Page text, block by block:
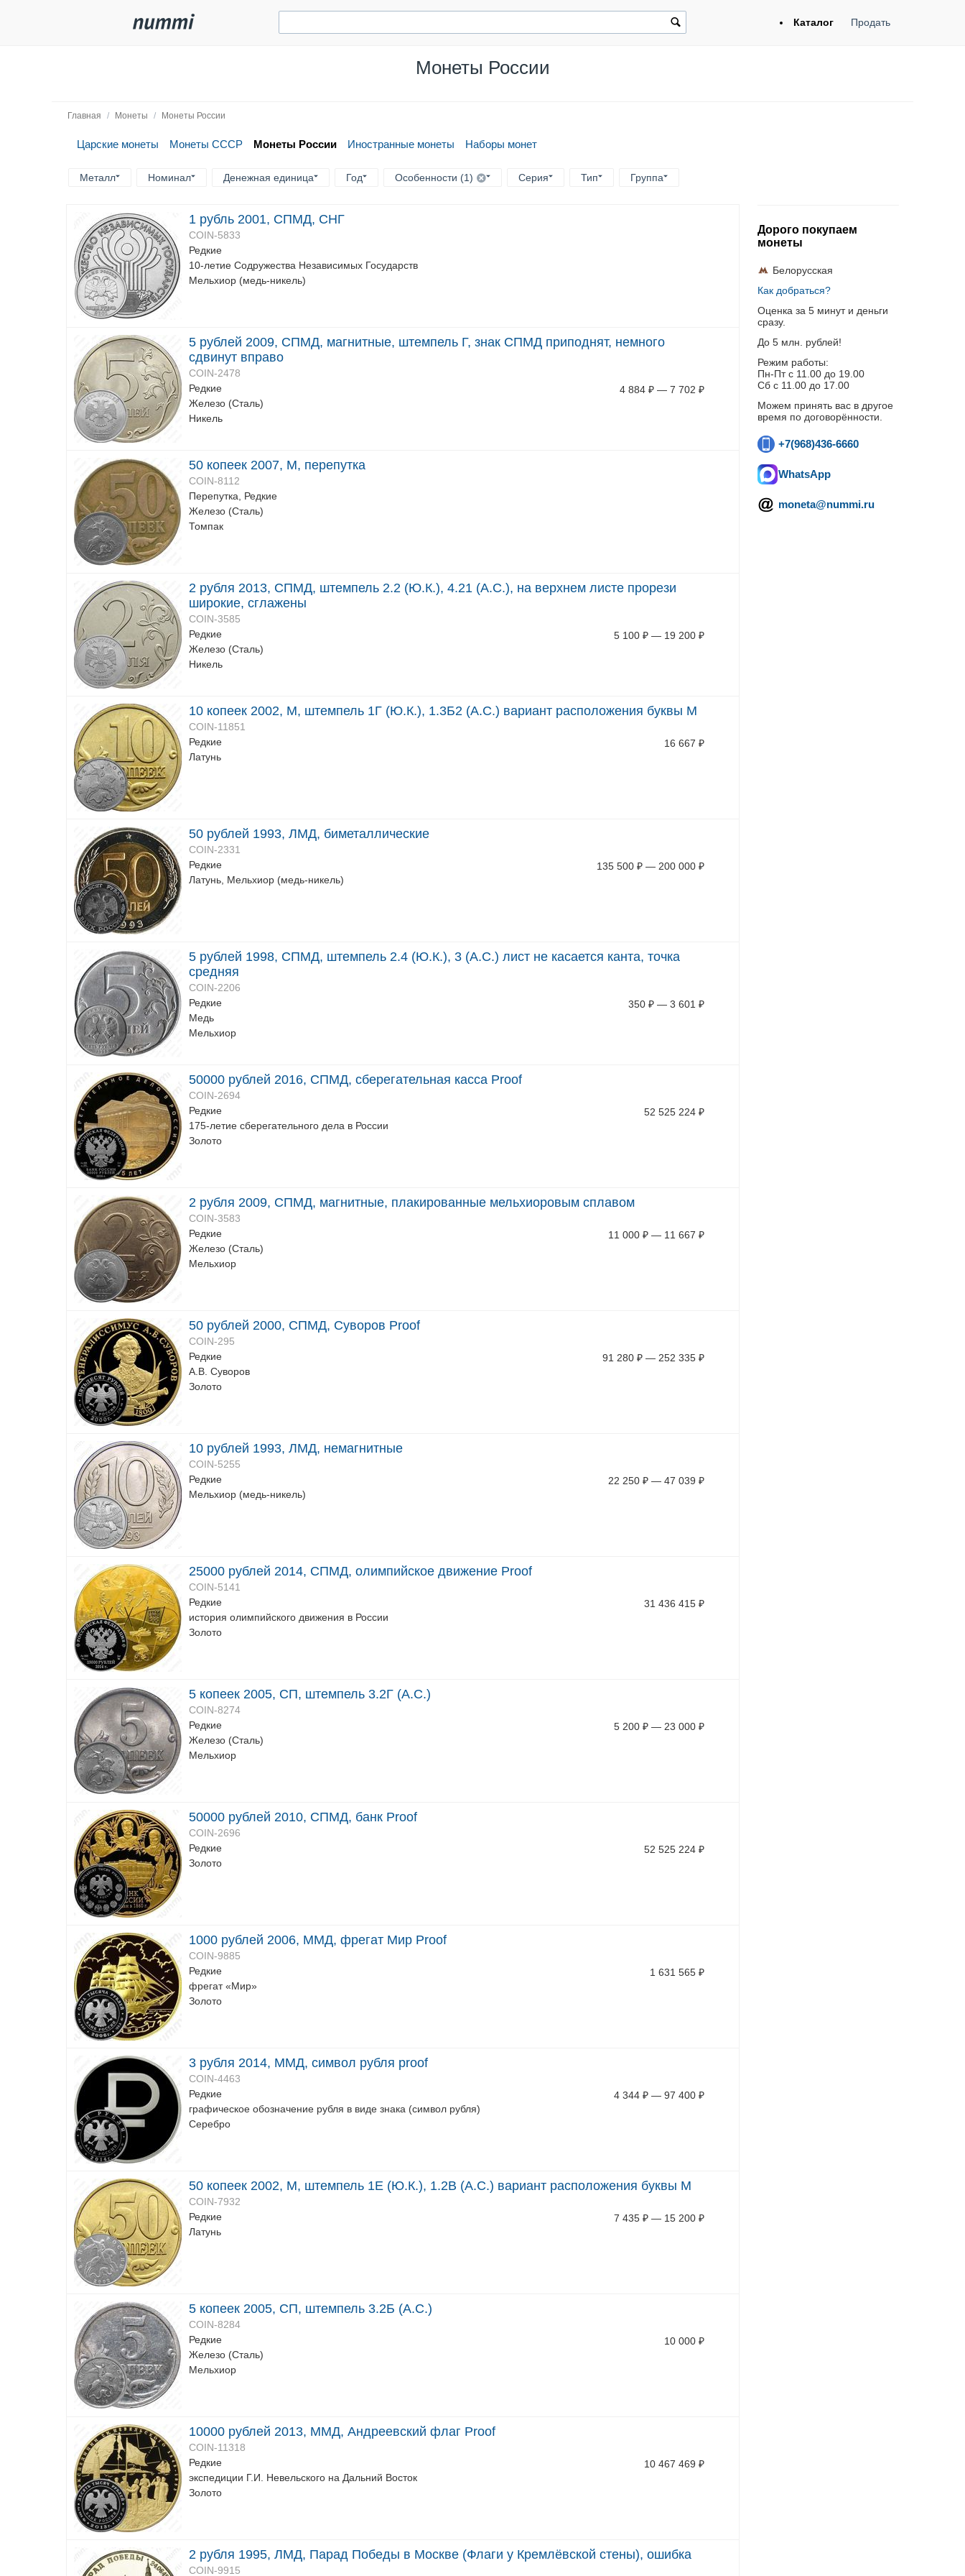
Каталог Продать
Монеты России
Главная / Монеты / Монеты России
Царские монеты Монеты СССР Монеты России Иностранные монеты Наборы монет
Металл Номинал Денежная единица Год Особенности (1) Серия Тип Группа
1 рубль 2001, СПМД, СНГ
COIN-5833
Редкие
10-летие Содружества Независимых Государств
Мельхиор (медь-никель)
5 рублей 2009, СПМД, магнитные, штемпель Г, знак СПМД приподнят, немного
сдвинут вправо
COIN-2478
Редкие
Железо (Сталь)
Никель
4 884 ₽ — 7 702 ₽
50 копеек 2007, М, перепутка
COIN-8112
Перепутка, Редкие
Железо (Сталь)
Томпак
2 рубля 2013, СПМД, штемпель 2.2 (Ю.К.), 4.21 (А.С.), на верхнем листе прорези
широкие, сглажены
COIN-3585
Редкие
Железо (Сталь)
Никель
5 100 ₽ — 19 200 ₽
10 копеек 2002, М, штемпель 1Г (Ю.К.), 1.3Б2 (А.С.) вариант расположения буквы М
COIN-11851
Редкие
Латунь
16 667 ₽
50 рублей 1993, ЛМД, биметаллические
COIN-2331
Редкие
Латунь, Мельхиор (медь-никель)
135 500 ₽ — 200 000 ₽
5 рублей 1998, СПМД, штемпель 2.4 (Ю.К.), 3 (А.С.) лист не касается канта, точка
средняя
COIN-2206
Редкие
Медь
Мельхиор
350 ₽ — 3 601 ₽
50000 рублей 2016, СПМД, сберегательная касса Proof
COIN-2694
Редкие
175-летие сберегательного дела в России
Золото
52 525 224 ₽
2 рубля 2009, СПМД, магнитные, плакированные мельхиоровым сплавом
COIN-3583
Редкие
Железо (Сталь)
Мельхиор
11 000 ₽ — 11 667 ₽
50 рублей 2000, СПМД, Суворов Proof
COIN-295
Редкие
А.В. Суворов
Золото
91 280 ₽ — 252 335 ₽
10 рублей 1993, ЛМД, немагнитные
COIN-5255
Редкие
Мельхиор (медь-никель)
22 250 ₽ — 47 039 ₽
25000 рублей 2014, СПМД, олимпийское движение Proof
COIN-5141
Редкие
история олимпийского движения в России
Золото
31 436 415 ₽
5 копеек 2005, СП, штемпель 3.2Г (А.С.)
COIN-8274
Редкие
Железо (Сталь)
Мельхиор
5 200 ₽ — 23 000 ₽
50000 рублей 2010, СПМД, банк Proof
COIN-2696
Редкие
Золото
52 525 224 ₽
1000 рублей 2006, ММД, фрегат Мир Proof
COIN-9885
Редкие
фрегат «Мир»
Золото
1 631 565 ₽
3 рубля 2014, ММД, символ рубля proof
COIN-4463
Редкие
графическое обозначение рубля в виде знака (символ рубля)
Серебро
4 344 ₽ — 97 400 ₽
50 копеек 2002, М, штемпель 1Е (Ю.К.), 1.2В (А.С.) вариант расположения буквы М
COIN-7932
Редкие
Латунь
7 435 ₽ — 15 200 ₽
5 копеек 2005, СП, штемпель 3.2Б (А.С.)
COIN-8284
Редкие
Железо (Сталь)
Мельхиор
10 000 ₽
10000 рублей 2013, ММД, Андреевский флаг Proof
COIN-11318
Редкие
экспедиции Г.И. Невельского на Дальний Восток
Золото
10 467 469 ₽
2 рубля 1995, ЛМД, Парад Победы в Москве (Флаги у Кремлёвской стены), ошибка
COIN-9915
Дорого покупаем
монеты
Белорусская
Как добраться?
Оценка за 5 минут и деньги
сразу.
До 5 млн. рублей!
Режим работы:
Пн-Пт c 11.00 до 19.00
Сб с 11.00 до 17.00
Можем принять вас в другое
время по договорённости.
+7(968)436-6660
WhatsApp
moneta@nummi.ru